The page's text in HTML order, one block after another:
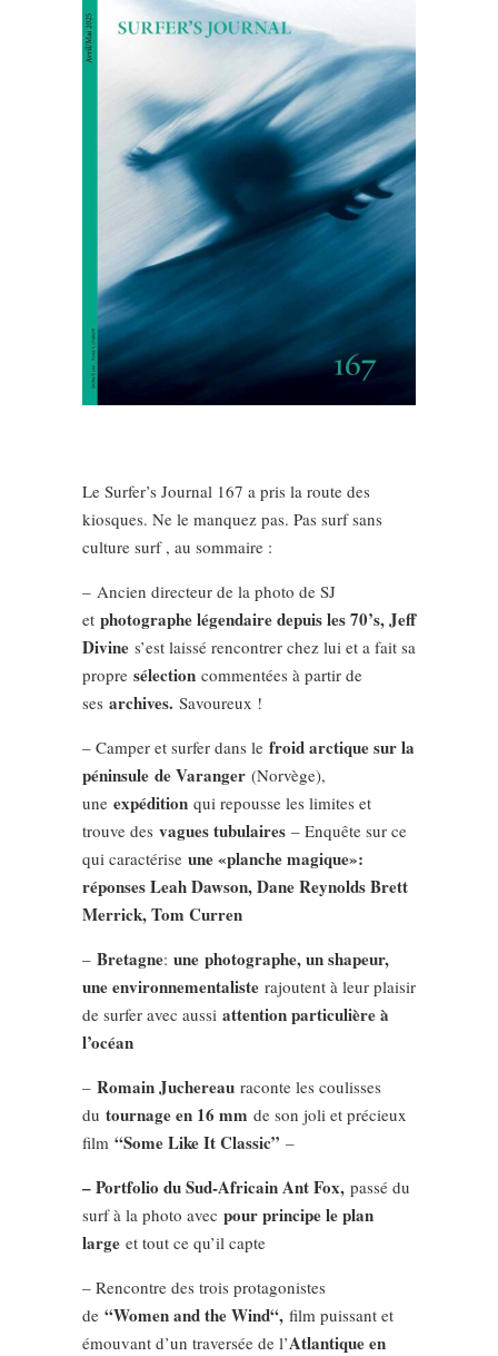
Le Surfer’s Journal 167 a pris la route des
kiosques. Ne le manquez pas. Pas surf sans
culture surf , au sommaire :
– Ancien directeur de la photo de SJ
et photographe légendaire depuis les 70’s, Jeff
Divine s’est laissé rencontrer chez lui et a fait sa
propre sélection commentées à partir de
ses archives. Savoureux !
– Camper et surfer dans le froid arctique sur la
péninsule de Varanger (Norvège),
une expédition qui repousse les limites et
trouve des vagues tubulaires – Enquête sur ce
qui caractérise une «planche magique»:
réponses Leah Dawson, Dane Reynolds Brett
Merrick, Tom Curren
– Bretagne: une photographe, un shapeur,
une environnementaliste rajoutent à leur plaisir
de surfer avec aussi attention particulière à
l’océan
– Romain Juchereau raconte les coulisses
du tournage en 16 mm de son joli et précieux
film “Some Like It Classic” –
– Portfolio du Sud-Africain Ant Fox, passé du
surf à la photo avec pour principe le plan
large et tout ce qu’il capte
– Rencontre des trois protagonistes
de “Women and the Wind“, film puissant et
émouvant d’un traversée de l’Atlantique en